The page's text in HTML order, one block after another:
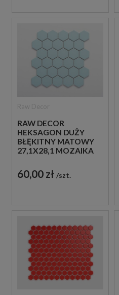
RAW DECOR
HEKSAGON DUŻY
BŁĘKITNY MATOWY
27,1X28,1 MOZAIKA
60,00 zł szt.